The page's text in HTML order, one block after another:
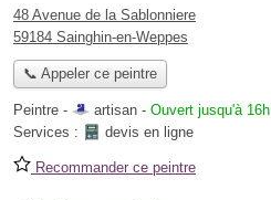
48 Avenue de la Sablonniere
59184 Sainghin-en-Weppes
📞 Appeler ce peintre
Peintre - artisan - Ouvert jusqu'à 16h
Services :
devis en ligne
Recommander ce peintre